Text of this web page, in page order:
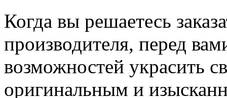
Когда вы решаетесь
производителя, перед
возможностей украсить
оригинальным и